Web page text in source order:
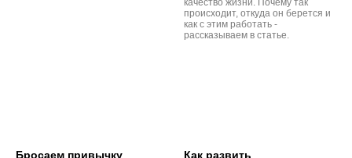
качество жизни. Почему так
происходит, откуда он берется и
как с этим работать -
рассказываем в статье.
Бросаем привычку
Как развить